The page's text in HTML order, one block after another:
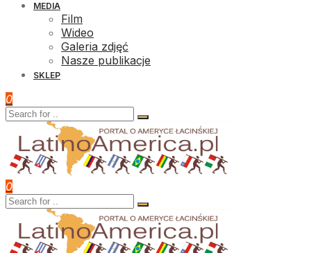
MEDIA
Film
Wideo
Galeria zdjęć
Nasze publikacje
SKLEP
0
0